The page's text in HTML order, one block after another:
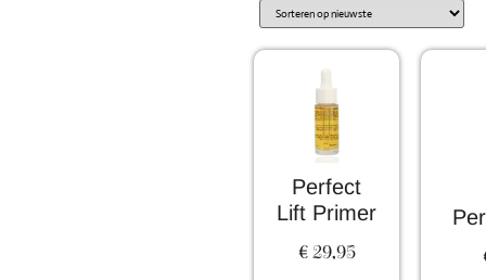
Perfect
Lift Primer
€29,95